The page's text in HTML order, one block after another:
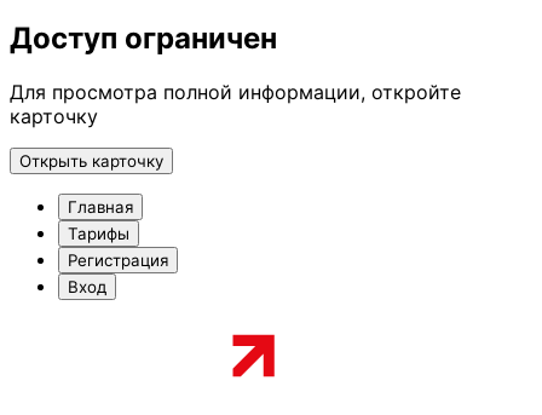
Доступ ограничен
Для просмотра полной информации, откройте
карточку
Открыть карточку
Главная
Тарифы
Регистрация
Вход